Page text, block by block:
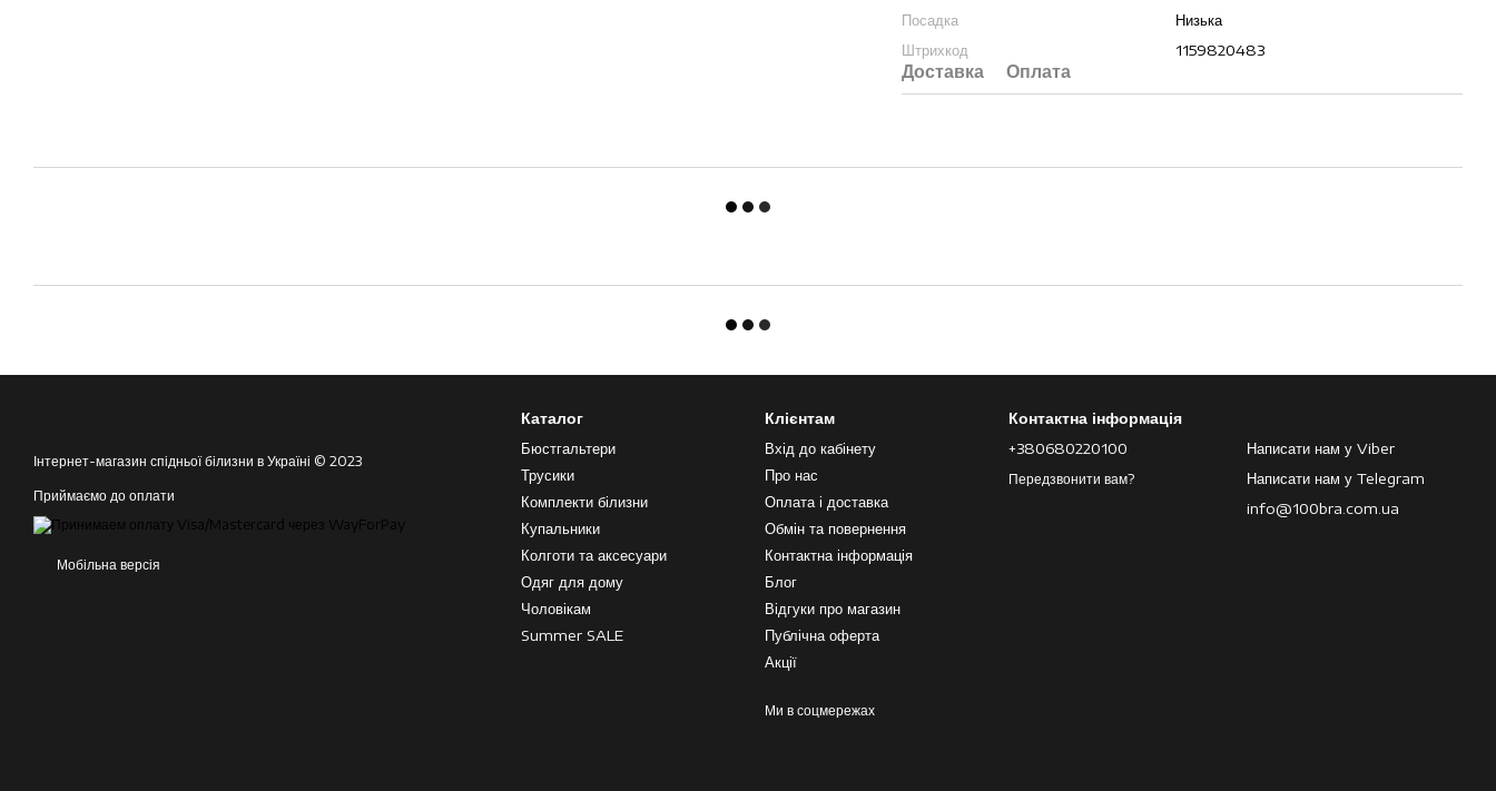
Посадка
Низька
Штрихкод
1159820483
Доставка Оплата
Інтернет-магазин спідньої білизни в Україні © 2023
Приймаємо до оплати
Мобільна версія
Каталог
Бюстгальтери
Трусики
Комплекти білизни
Купальники
Колготи та аксесуари
Одяг для дому
Чоловікам
Summer SALE
Клієнтам
Вхід до кабінету
Про нас
Оплата і доставка
Обмін та повернення
Контактна інформація
Блог
Відгуки про магазин
Публічна оферта
Акції
Ми в соцмережах
Контактна інформація
+380680220100
Передзвонити вам?
Написати нам у Viber
Написати нам у Telegram
info@100bra.com.ua